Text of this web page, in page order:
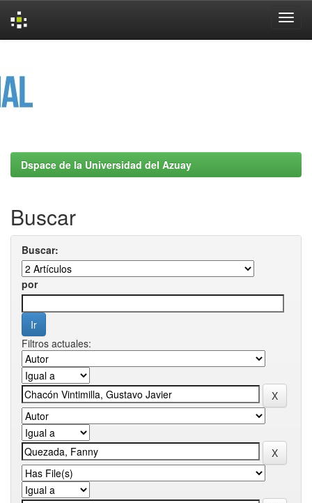
Dspace de la Universidad del Azuay
Buscar
Buscar:
por
Filtros actuales: